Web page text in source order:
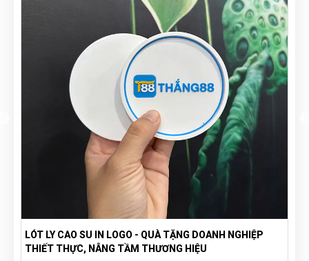
LÓT LY CAO SU IN LOGO - QUÀ TẶNG DOANH NGHIỆP
THIẾT THỰC, NÂNG TẦM THƯƠNG HIỆU